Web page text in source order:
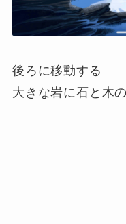
後ろに移動する
大きな岩に石と木